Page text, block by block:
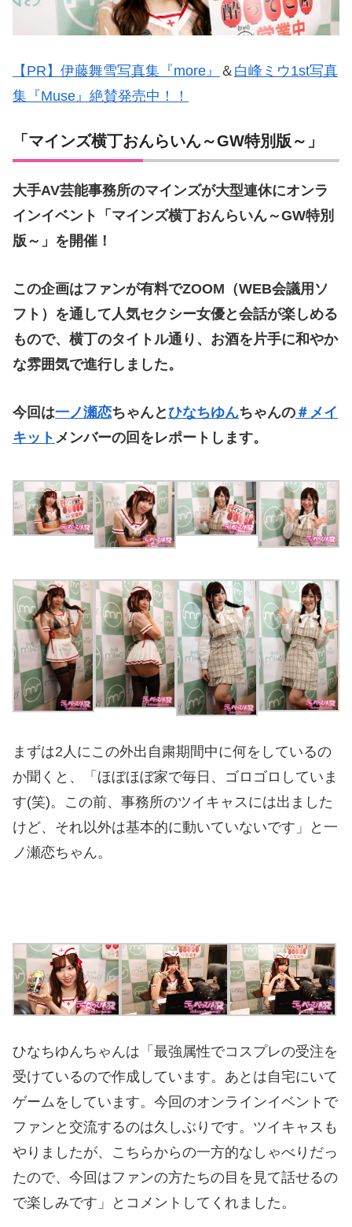
【PR】伊藤舞雪写真集『more』 ＆ 白峰ミウ1st写真
集『Muse』絶賛発売中！！
「マインズ横丁おんらいん～GW特別版～」
大手AV芸能事務所のマインズが大型連休にオンラ
インイベント「マインズ横丁おんらいん～GW特別
版～」を開催！
この企画はファンが有料でZOOM（WEB会議用ソ
フト）を通して人気セクシー女優と会話が楽しめる
もので、横丁のタイトル通り、お酒を片手に和やか
な雰囲気で進行しました。
今回は一ノ瀬恋ちゃんとひなちゆんちゃんの ＃メイ
キット メンバーの回をレポートします。
まずは2人にこの外出自粛期間中に何をしているの
か聞くと、「ほぼほぼ家で毎日、ゴロゴロしていま
す(笑)。この前、事務所のツイキャスには出ました
けど、それ以外は基本的に動いていないです」と一
ノ瀬恋ちゃん。
ひなちゆんちゃんは「最強属性でコスプレの受注を
受けているので作成しています。あとは自宅にいて
ゲームをしています。今回のオンラインイベントで
ファンと交流するのは久しぶりです。ツイキャスも
やりましたが、こちらからの一方的なしゃべりだっ
たので、今回はファンの方たちの目を見て話せるの
で楽しみです」とコメントしてくれました。